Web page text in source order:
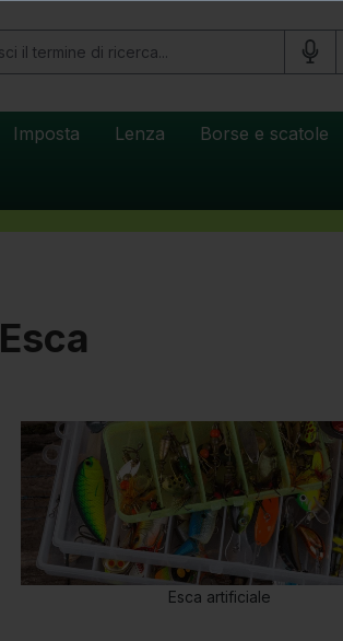
Imposta Lenza Borse e scatole
Esca
Esca artificiale